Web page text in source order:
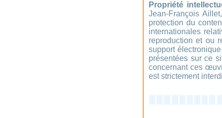
Propriété
Jean-François
protection du
internationales
reproduction et ou
support
présentées sur ce
concernant ces
est strictement